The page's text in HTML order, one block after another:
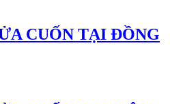
CUỐN TẠI ĐỒNG